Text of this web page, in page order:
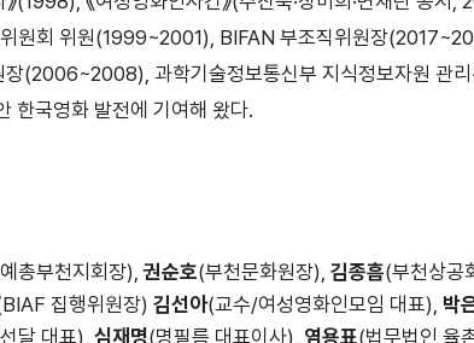
원회 위원(1999~2001), BIFAN 부조직위원장
(2006~2008), 과학기술정보통신부 지식정보자원 관
한국영화 발전에 기여해 왔다.
총부천지회장),권순호(부천문화원장), 김종흠(부천상공
집행위원장) 김선아(교수/여성영화인모임 대표), 박
달 대표), 심재명(명필름 대표이사), 염용표(법무법인 율